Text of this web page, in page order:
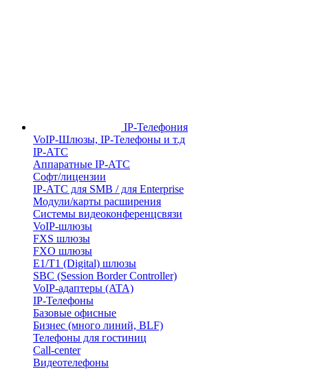
IP-Телефония
VoIP-Шлюзы, IP-Телефоны и т.д
IP-АТС
Аппаратные IP-АТС
Софт/лицензии
IP-АТС для SMB / для Enterprise
Модули/карты расширения
Системы видеоконференцсвязи
VoIP-шлюзы
FXS шлюзы
FXO шлюзы
E1/T1 (Digital) шлюзы
SBC (Session Border Controller)
VoIP-адаптеры (ATA)
IP-Телефоны
Базовые офисные
Бизнес (много линий, BLF)
Телефоны для гостиниц
Call-center
Видеотелефоны